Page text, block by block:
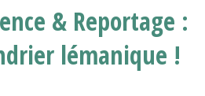
& Reportage :
lémanique !